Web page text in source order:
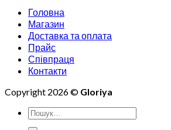
Головна
Магазин
Доставка та оплата
Прайс
Співпраця
Контакти
Copyright 2026 © Gloriya
Шукати: